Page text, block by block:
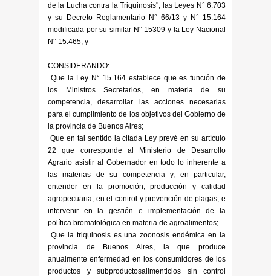
de la Lucha contra la Triquinosis", las Leyes N° 6.703
y su Decreto Reglamentario N° 66/13 y N° 15.164
modificada por su similar N° 15309 y la Ley Nacional
N° 15.465, y
CONSIDERANDO:
Que la Ley N° 15.164 establece que es función de
los Ministros Secretarios, en materia de su
competencia, desarrollar las acciones necesarias
para el cumplimiento de los objetivos del Gobierno de
la provincia de Buenos Aires;
Que en tal sentido la citada Ley prevé en su artículo
22 que corresponde al Ministerio de Desarrollo
Agrario asistir al Gobernador en todo lo inherente a
las materias de su competencia y, en particular,
entender en la promoción, producción y calidad
agropecuaria, en el control y prevención de plagas, e
intervenir en la gestión e implementación de la
política bromatológica en materia de agroalimentos;
Que la triquinosis es una zoonosis endémica en la
provincia de Buenos Aires, la que produce
anualmente enfermedad en los consumidores de los
productos y subproductosalimenticios sin control